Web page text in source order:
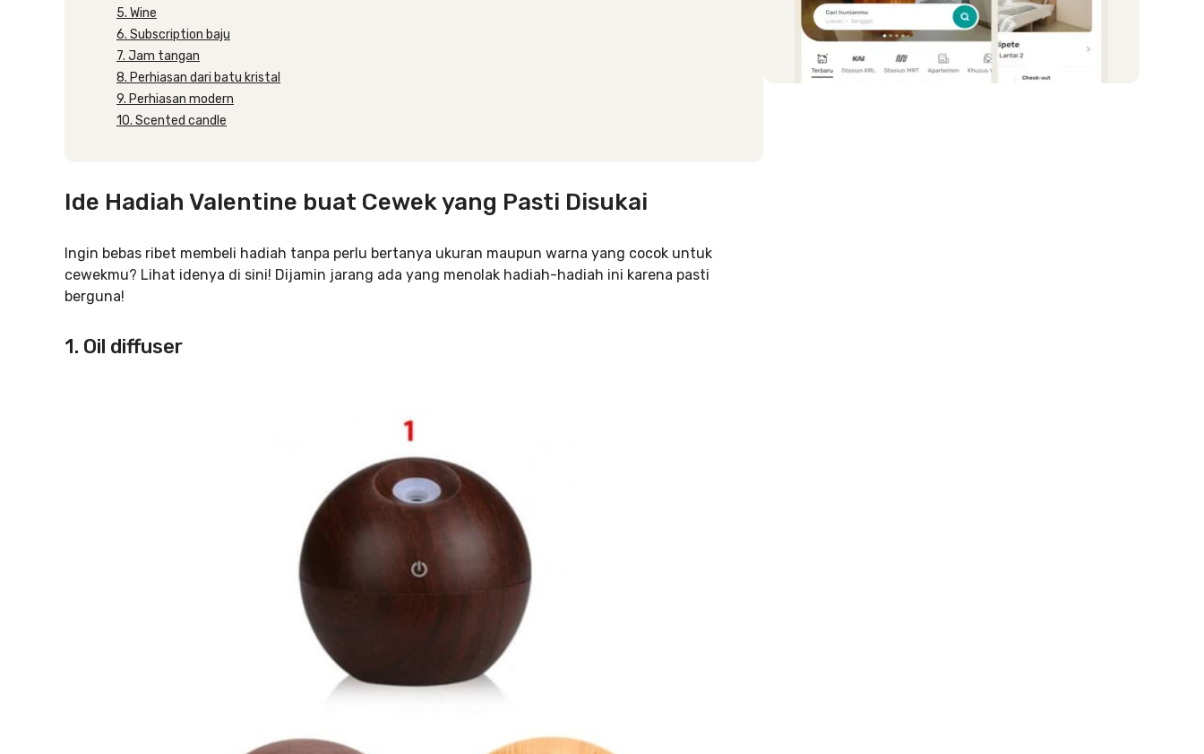
5. Wine
6. Subscription baju
7. Jam tangan
8. Perhiasan dari batu kristal
9. Perhiasan modern
10. Scented candle
Ide Hadiah Valentine buat Cewek yang Pasti Disukai
Ingin bebas ribet membeli hadiah tanpa perlu bertanya ukuran maupun warna yang cocok untuk
cewekmu? Lihat idenya di sini! Dijamin jarang ada yang menolak hadiah-hadiah ini karena pasti
berguna!
1. Oil diffuser